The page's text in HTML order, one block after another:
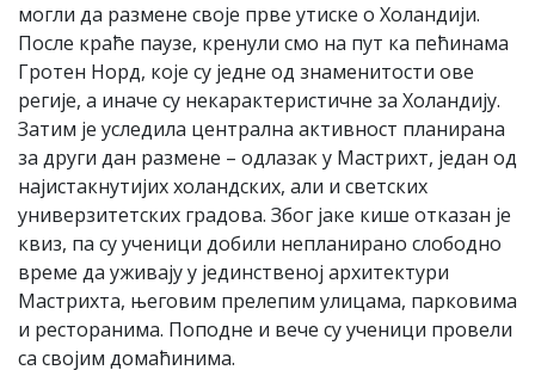
могли да размене своје прве утиске о Холандији.
После краће паузе, кренули смо на пут ка пећинама
Гротен Норд, које су једне од знаменитости ове
регије, а иначе су некарактеристичне за Холандију.
Затим је уследила централна активност планирана
за други дан размене – одлазак у Мастрихт, један од
најистакнутијих холандских, али и светских
универзитетских градова. Због јаке кише отказан је
квиз, па су ученици добили непланирано слободно
време да уживају у јединственој архитектури
Мастрихта, његовим прелепим улицама, парковима
и ресторанима. Поподне и вече су ученици провели
са својим домаћинима.